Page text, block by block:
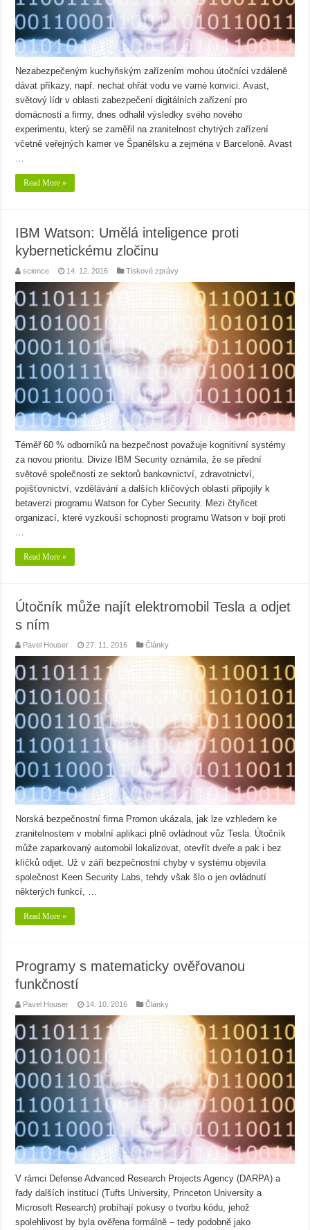
Nezabezpečeným kuchyňským zařízením mohou útočníci vzdáleně
dávat příkazy, např. nechat ohřát vodu ve varné konvici. Avast,
světový lídr v oblasti zabezpečení digitálních zařízení pro
domácnosti a firmy, dnes odhalil výsledky svého nového
experimentu, který se zaměřil na zranitelnost chytrých zařízení
včetně veřejných kamer ve Španělsku a zejména v Barceloně. Avast
…
Read More »
IBM Watson: Umělá inteligence proti
kybernetickému zločinu
science 14. 12. 2016 Tiskové zprávy
Téměř 60 % odborníků na bezpečnost považuje kognitivní systémy
za novou prioritu. Divize IBM Security oznámila, že se přední
světové společnosti ze sektorů bankovnictví, zdravotnictví,
pojišťovnictví, vzdělávání a dalších klíčových oblastí připojily k
betaverzi programu Watson for Cyber Security. Mezi čtyřicet
organizací, které vyzkouší schopnosti programu Watson v boji proti
…
Read More »
Útočník může najít elektromobil Tesla a odjet
s ním
Pavel Houser 27. 11. 2016 Články
Norská bezpečnostní firma Promon ukázala, jak lze vzhledem ke
zranitelnostem v mobilní aplikaci plně ovládnout vůz Tesla. Útočník
může zaparkovaný automobil lokalizovat, otevřít dveře a pak i bez
klíčků odjet. Už v září bezpečnostní chyby v systému objevila
společnost Keen Security Labs, tehdy však šlo o jen ovládnutí
některých funkcí, …
Read More »
Programy s matematicky ověřovanou
funkčností
Pavel Houser 14. 10. 2016 Články
V rámci Defense Advanced Research Projects Agency (DARPA) a
řady dalších institucí (Tufts University, Princeton University a
Microsoft Research) probíhají pokusy o tvorbu kódu, jehož
spolehlivost by byla ověřena formálně – tedy podobně jako